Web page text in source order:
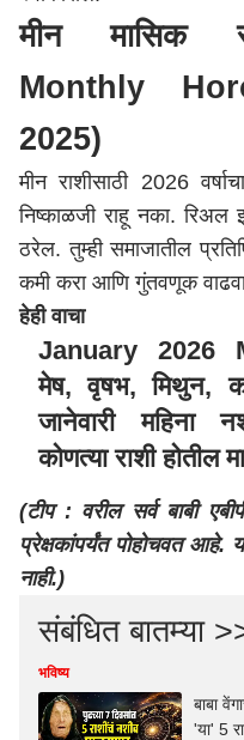
मीन मासिक
Monthly
2025)
मीनराशीसाठी 2026
निष्काळजी राहू नका.
ठरेल. तुम्ही समाजातील
कमी करा आणि गुंतवणूक
हेही वाचा
January 2026
मेष, वृषभ, मिथुन,
जानेवारी महिना
कोणत्या राशी होतील
(टीप : वरील सर्व बाबी
प्रेक्षकांपर्यंत पोहोचवत आहे.
नाही.)
संबंधित बातम्या
भविष्य
बाबा
'या' 5